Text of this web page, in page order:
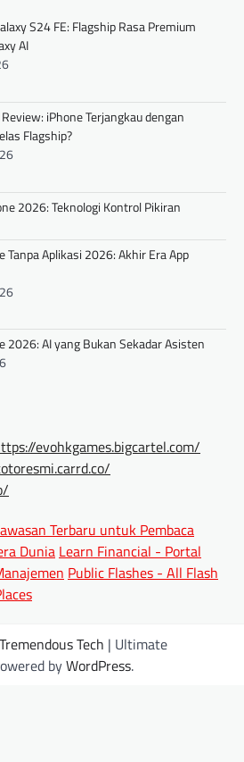
S24 FE: Flagship Rasa Premium
AI
iPhone Terjangkau dengan
Flagship?
2026: Teknologi Kontrol Pikiran
Tanpa Aplikasi 2026: Akhir Era App
2026: AI yang Bukan Sekadar Asisten
evohkgames.bigcartel.com/
Terbaru untuk Pembaca
Dunia Learn Financial - Portal
Public Flashes - All Flash
Tech | Ultimate
byWordPress.